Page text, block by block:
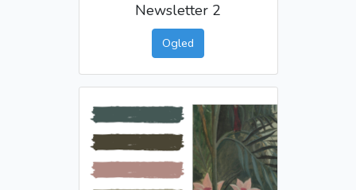
Newsletter 2
Ogled